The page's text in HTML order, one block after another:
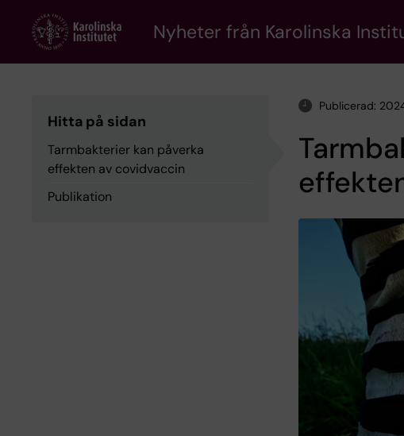
content
Nyheter från Karolinska
Hitta på sidan
Tarmbakterier kan påverka
effekten av covidvaccin
Publikation
Publicerad: